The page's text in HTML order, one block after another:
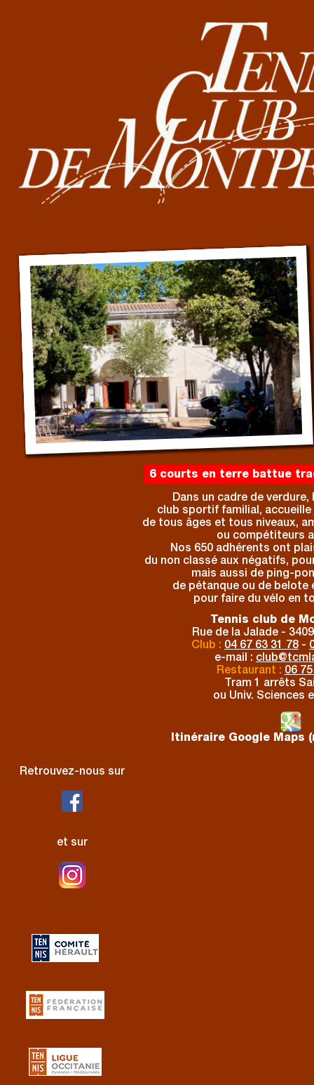
6 courts en terre battue
Dans un cadre de verdure,
club sportif familial,
de tous âges et tous niveaux,
ou compétiteurs
Nos 650 adhérents ont
du non classé aux négatifs,
mais aussi de ping-
de pétanque ou de belote
pour faire du vélo en
Tennis club de
Rue de la Jalade -
Club : 04 67 63 31 78 -
e-mail : club@
Restaurant : 06
Tram 1 arrêts
ou Univ. Sciences
Itinéraire Google Maps
Retrouvez-nous sur
et sur